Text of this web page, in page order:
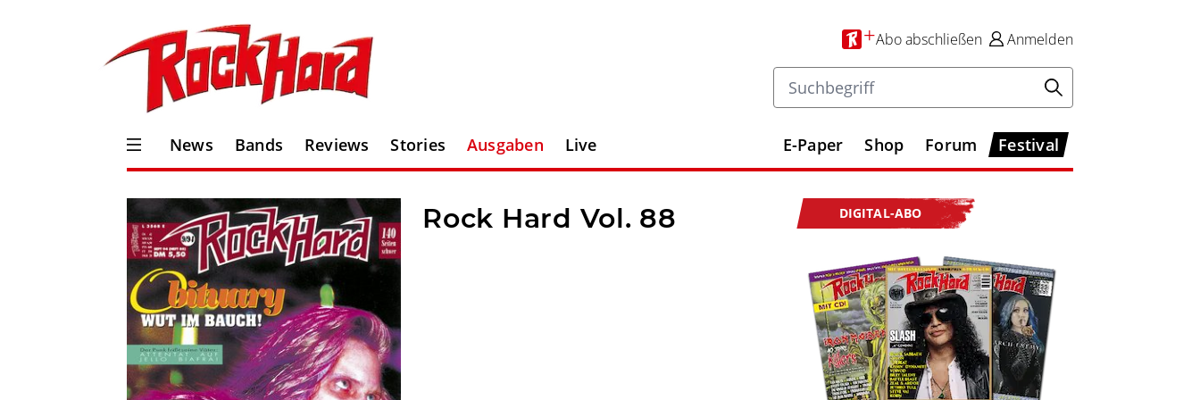
+Aboabschließen Anmelden
News Bands Reviews Stories Ausgaben Live E-Paper Shop Forum Festival
Rock Hard Vol. 88 DIGITAL-ABO